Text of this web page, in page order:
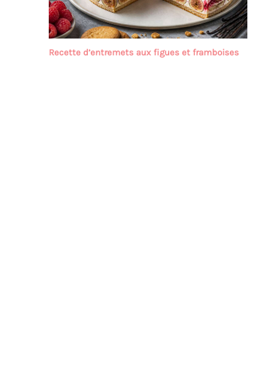
Recette d’entremets aux figues et framboises